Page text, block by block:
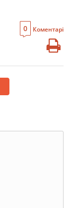
0 Коментарі